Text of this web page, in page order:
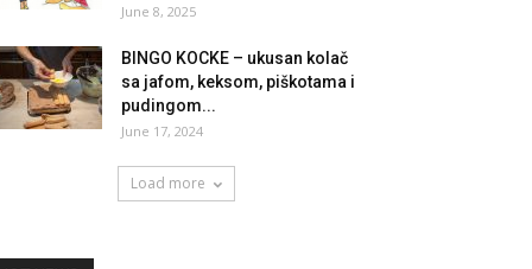
June 8, 2025
BINGO KOCKE – ukusan kolač
sa jafom, keksom, piškotama i
pudingom...
June 17, 2024
Load more